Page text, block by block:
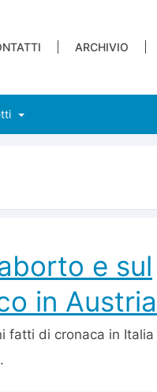
ARCHIVIO
e sul
in Austria
fatti di cronaca in Italia